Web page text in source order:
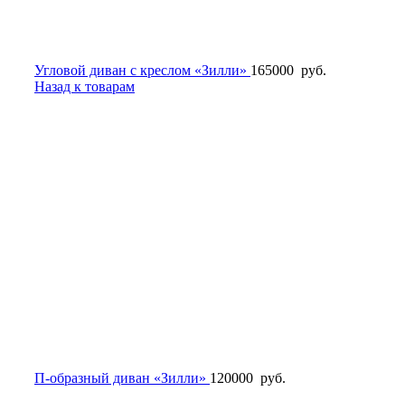
Угловой диван с креслом «Зилли» 165000 руб.
Назад к товарам
П-образный диван «Зилли» 120000 руб.